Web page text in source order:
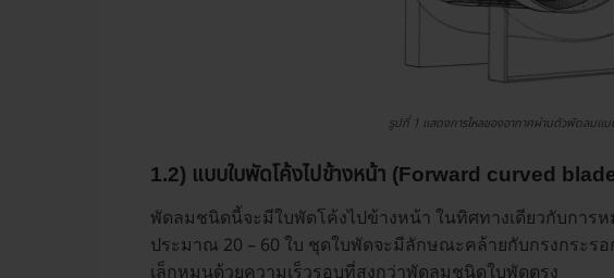
รูปที่ 1 แสดงการไหลของอากาศผ่านตัวพัดลมแ
1.2) แบบใบพัดโค้งไปข้างหน้า (Forward curved
พัดลมชนิดนี้จะมีใบพัดโค้งไปข้างหน้า ในทิศทางเดียวกับการ
ประมาณ 20 – 60 ใบ ชุดใบพัดจะมีลักษณะคล้ายกับกรงกระร